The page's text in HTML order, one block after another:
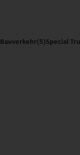
Bauverkehr(5)Special